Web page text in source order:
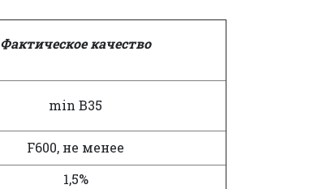
Фактическоекачество
min B35
F600, не менее
1,5%